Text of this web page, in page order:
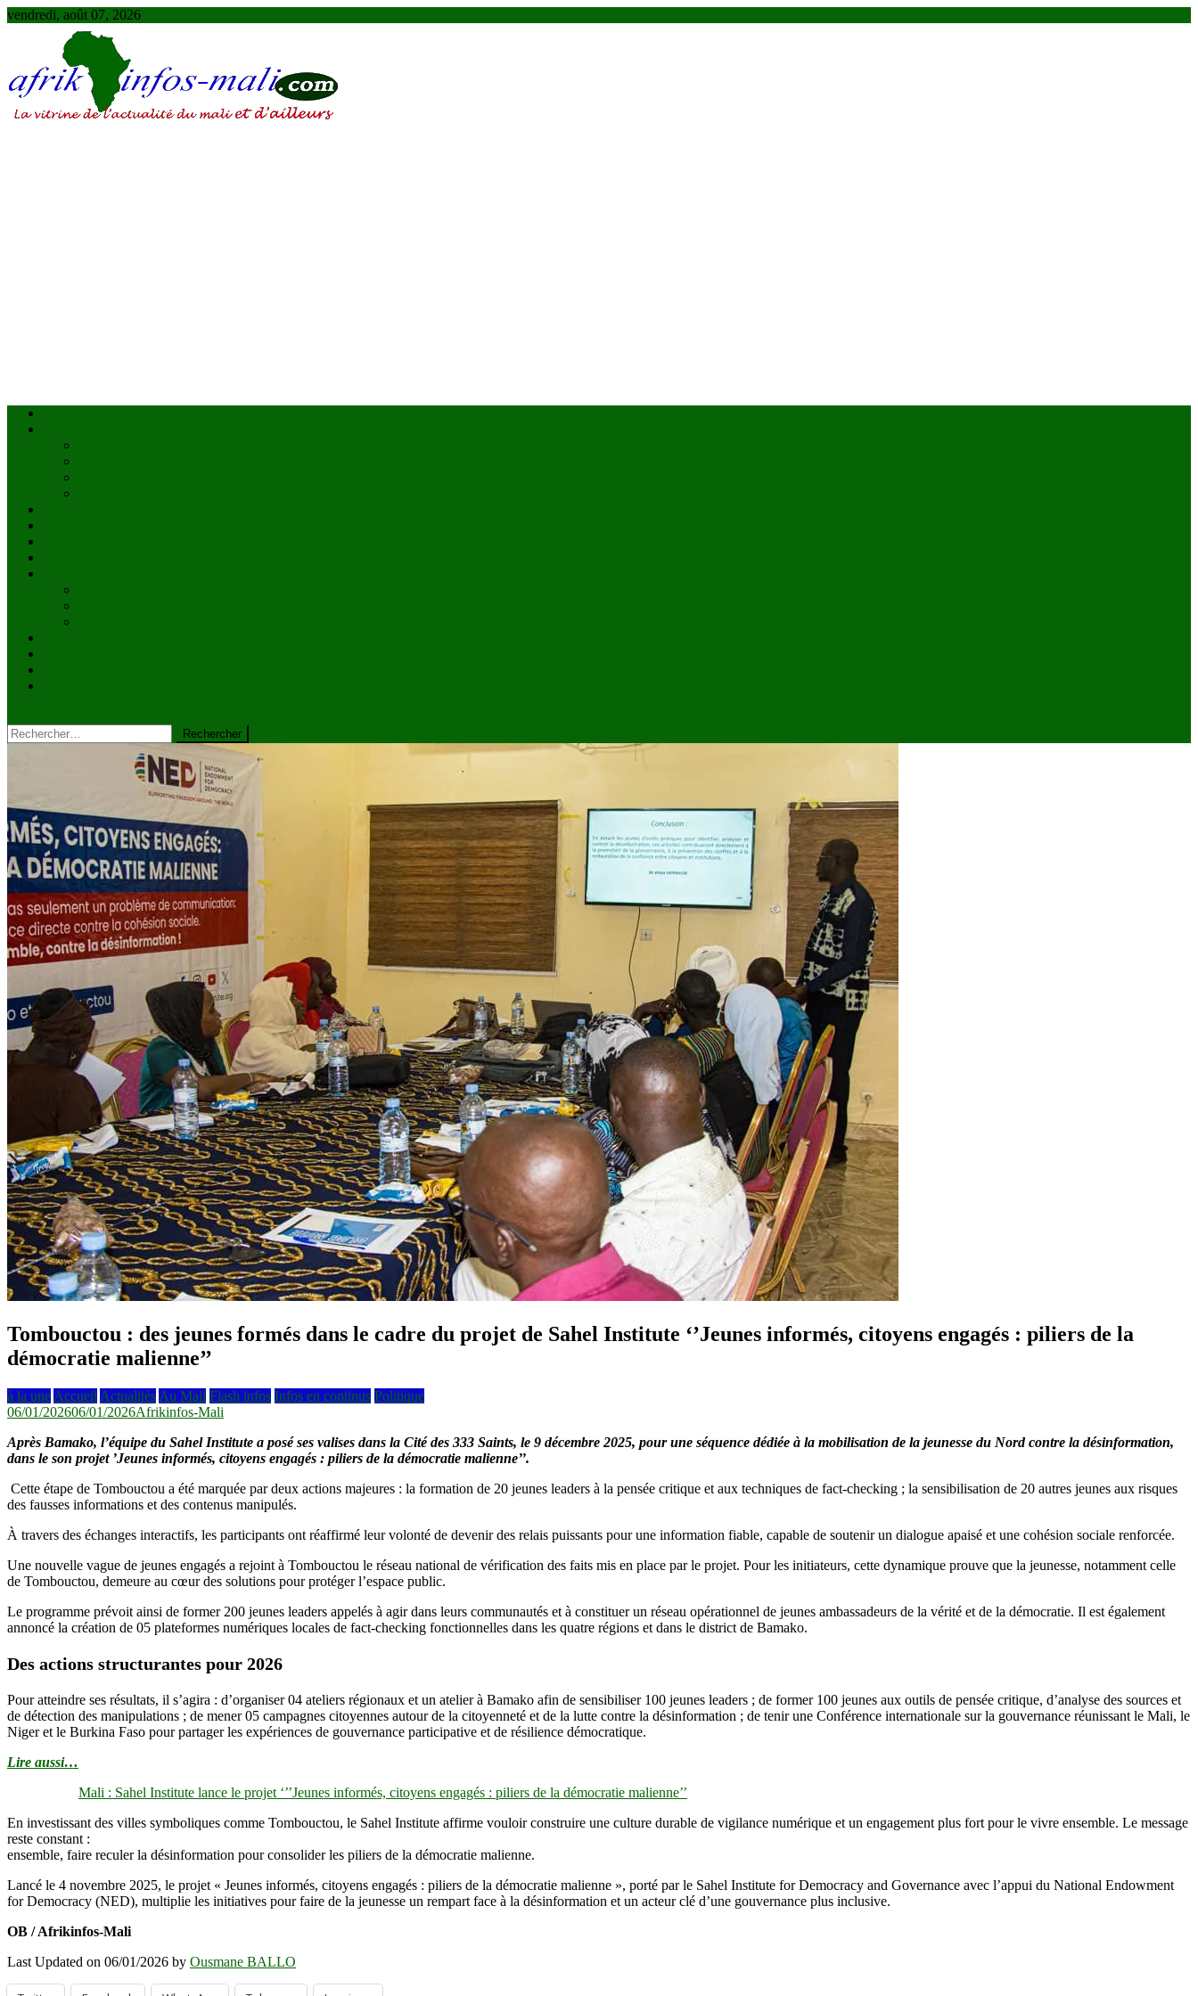
Skip
vendredi, août 07, 2026
Rechercher :
Tombouctou : des jeunes formés dans le cadre du projet de Sahel Institute ‘’Jeunes informés, citoyens engagés : piliers de la
démocratie malienne’’
à la une Accueil Actualités Au Mali Flash infos Infos en continus Politique
06/01/202606/01/2026Afrikinfos-Mali
Après Bamako, l’équipe du Sahel Institute a posé ses valises dans la Cité des 333 Saints, le 9 décembre 2025, pour une séquence dédiée à la mobilisation de la jeunesse du Nord contre la désinformation,
dans le son projet ’Jeunes informés, citoyens engagés : piliers de la démocratie malienne’’.
Cette étape de Tombouctou a été marquée par deux actions majeures : la formation de 20 jeunes leaders à la pensée critique et aux techniques de fact-checking ; la sensibilisation de 20 autres jeunes aux risques
des fausses informations et des contenus manipulés.
À travers des échanges interactifs, les participants ont réaffirmé leur volonté de devenir des relais puissants pour une information fiable, capable de soutenir un dialogue apaisé et une cohésion sociale renforcée.
Une nouvelle vague de jeunes engagés a rejoint à Tombouctou le réseau national de vérification des faits mis en place par le projet. Pour les initiateurs, cette dynamique prouve que la jeunesse, notamment celle
de Tombouctou, demeure au cœur des solutions pour protéger l’espace public.
Le programme prévoit ainsi de former 200 jeunes leaders appelés à agir dans leurs communautés et à constituer un réseau opérationnel de jeunes ambassadeurs de la vérité et de la démocratie. Il est également
annoncé la création de 05 plateformes numériques locales de fact-checking fonctionnelles dans les quatre régions et dans le district de Bamako.
Des actions structurantes pour 2026
Pour atteindre ses résultats, il s’agira : d’organiser 04 ateliers régionaux et un atelier à Bamako afin de sensibiliser 100 jeunes leaders ; de former 100 jeunes aux outils de pensée critique, d’analyse des sources et
de détection des manipulations ; de mener 05 campagnes citoyennes autour de la citoyenneté et de la lutte contre la désinformation ; de tenir une Conférence internationale sur la gouvernance réunissant le Mali, le
Niger et le Burkina Faso pour partager les expériences de gouvernance participative et de résilience démocratique.
Lire aussi…
Mali : Sahel Institute lance le projet ‘’’Jeunes informés, citoyens engagés : piliers de la démocratie malienne’’
En investissant des villes symboliques comme Tombouctou, le Sahel Institute affirme vouloir construire une culture durable de vigilance numérique et un engagement plus fort pour le vivre ensemble. Le message
reste constant :
ensemble, faire reculer la désinformation pour consolider les piliers de la démocratie malienne.
Lancé le 4 novembre 2025, le projet « Jeunes informés, citoyens engagés : piliers de la démocratie malienne », porté par le Sahel Institute for Democracy and Governance avec l’appui du National Endowment
for Democracy (NED), multiplie les initiatives pour faire de la jeunesse un rempart face à la désinformation et un acteur clé d’une gouvernance plus inclusive.
OB / Afrikinfos-Mali
Last Updated on 06/01/2026 by Ousmane BALLO